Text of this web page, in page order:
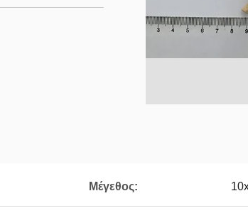
Μέγεθος: